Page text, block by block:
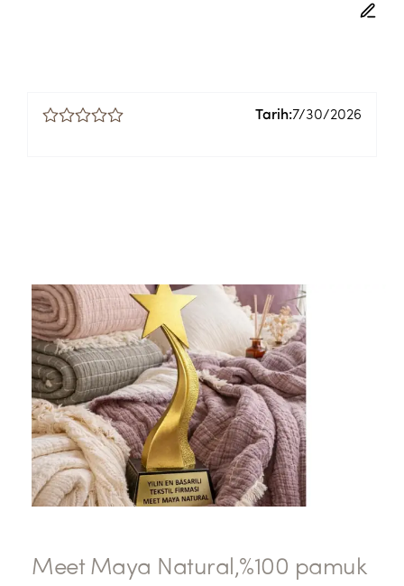
Tarih:7/30/2026
Meet Maya Natural,%100 pamuk